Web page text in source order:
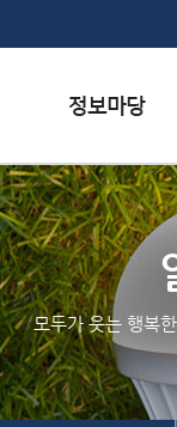
서식자료실
채용정보
인재정보
관련사이트
모두가 웃는 행복